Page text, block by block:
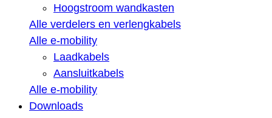
Hoogstroom wandkasten
Alle verdelers en verlengkabels
Alle e-mobility
Laadkabels
Aansluitkabels
Alle e-mobility
Downloads